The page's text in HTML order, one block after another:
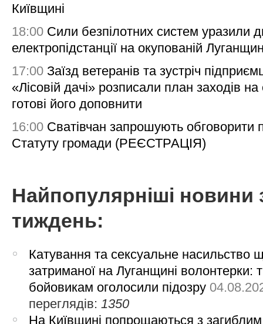
Київщині
18:00 Сили безпілотних систем уразили
електропідстанції на окупованій
17:00 Заїзд ветеранів та зустріч
«Лісовій дачі» розписали план заходів на
готові його доповнити
16:00 Сватівчан запрошують обговорити
Статуту громади (РЕЄСТРАЦІЯ)
Найпопулярніші новини
тиждень:
Катування та сексуальне насильство
затриманої на Луганщині волонтерки:
бойовикам оголосили підозру
переглядів:1350
На Київщині попрощаються з загиблим